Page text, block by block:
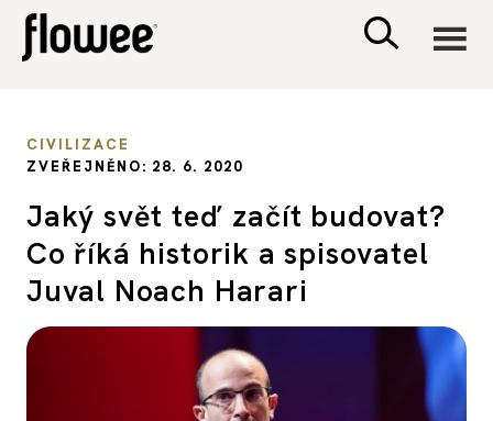
PSYCHOLOGIE
SEX A VZTAHY
CIVILIZACE
ZVEŘEJNĚNO: 28. 6. 2020
Jaký svět teď začít budovat?
Co říká historik a spisovatel
Juval Noach Harari